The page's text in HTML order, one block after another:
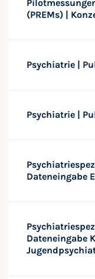
(PREMs) |
Psychiatrie |
Psychiatrie |
Dateneingabe
Dateneingabe